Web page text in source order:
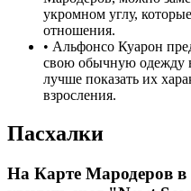
укромном углу,
отношения.
• Альфонсо Куарон
свою обычную одежду
лучше показать их
взросления.
Пасхалки
На Карте Мародеров